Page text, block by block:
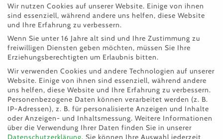
Bei ihrer Ankunft hatte Emilia eine Verletzung am
Ohr, die nun versorgt wird. ❤️‍🩹
Jetzt darf sich die brave Katzendame erst einmal
ausruhen, Kraft tanken und sich von den
Strapazen erholen. 🥰🐱❤️
👉Kennt jemand die süße Emilia oder weiß, wo
sie hingehört?
Wir nutzen Cookies auf unserer Website. Einige von ihnen
sind essenziell, während andere uns helfen, diese Website
und Ihre Erfahrung zu verbessern.
Wenn Sie unter 16 Jahre alt sind und Ihre Zustimmung zu
freiwilligen Diensten geben möchten, müssen Sie Ihre
Erziehungsberechtigten um Erlaubnis bitten.
Wir verwenden Cookies und andere Technologien auf unserer
Website. Einige von ihnen sind essenziell, während andere
uns helfen, diese Website und Ihre Erfahrung zu verbessern.
Personenbezogene Daten können verarbeitet werden (z. B.
IP-Adressen), z. B. für personalisierte Anzeigen und Inhalte
oder Anzeigen- und Inhaltsmessung. Weitere Informationen
über die Verwendung Ihrer Daten finden Sie in unserer
Datenschutzerklärung. Sie können Ihre Auswahl jederzeit